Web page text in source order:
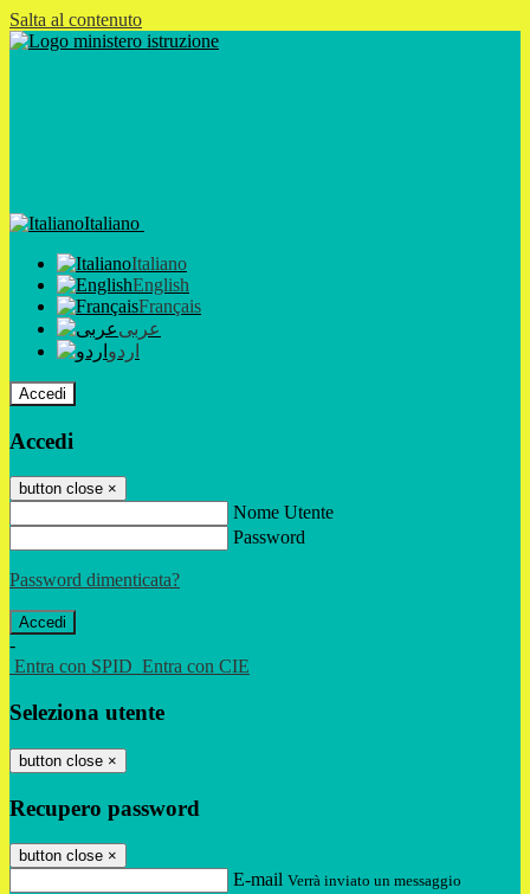
Salta al contenuto
Italiano
Italiano
English
Français
عربى
اردو
Accedi
Accedi
button close ×
Nome Utente
Password
Password dimenticata?
-
Entra con SPID Entra con CIE
Seleziona utente
button close ×
Recupero password
button close ×
E-mail Verrà inviato un messaggio